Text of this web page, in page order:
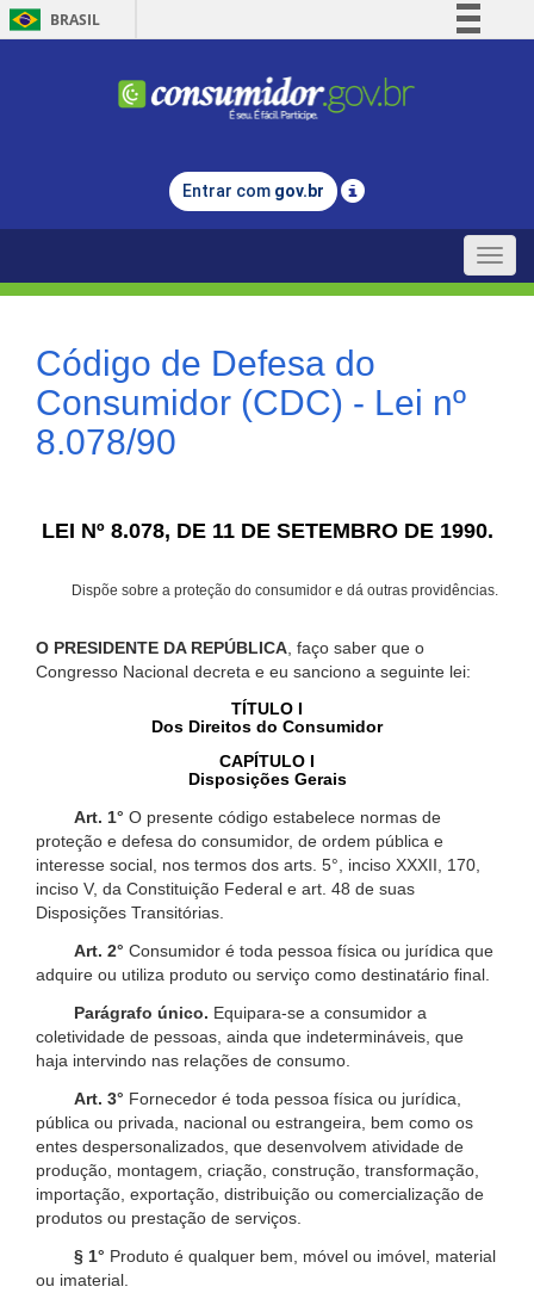
BRASIL
Comunica BR
Legislação
Entrar com gov.br
Toggle
Código de Defesa do
Consumidor (CDC) - Lei nº
8.078/90
LEI Nº 8.078, DE 11 DE SETEMBRO DE 1990.
Dispõe sobre a proteção do consumidor e dá outras providências.
O PRESIDENTE DA REPÚBLICA , faço saber que o
Congresso Nacional decreta e eu sanciono a seguinte lei:
TÍTULO I
Dos Direitos do Consumidor
CAPÍTULO I
Disposições Gerais
Art. 1° O presente código estabelece normas de
proteção e defesa do consumidor, de ordem pública e
interesse social, nos termos dos arts. 5°, inciso XXXII, 170,
inciso V, da Constituição Federal e art. 48 de suas
Disposições Transitórias.
Art. 2° Consumidor é toda pessoa física ou jurídica que
adquire ou utiliza produto ou serviço como destinatário final.
Parágrafo único. Equipara-se a consumidor a
coletividade de pessoas, ainda que indetermináveis, que
haja intervindo nas relações de consumo.
Art. 3° Fornecedor é toda pessoa física ou jurídica,
pública ou privada, nacional ou estrangeira, bem como os
entes despersonalizados, que desenvolvem atividade de
produção, montagem, criação, construção, transformação,
importação, exportação, distribuição ou comercialização de
produtos ou prestação de serviços.
§ 1° Produto é qualquer bem, móvel ou imóvel, material
ou imaterial.